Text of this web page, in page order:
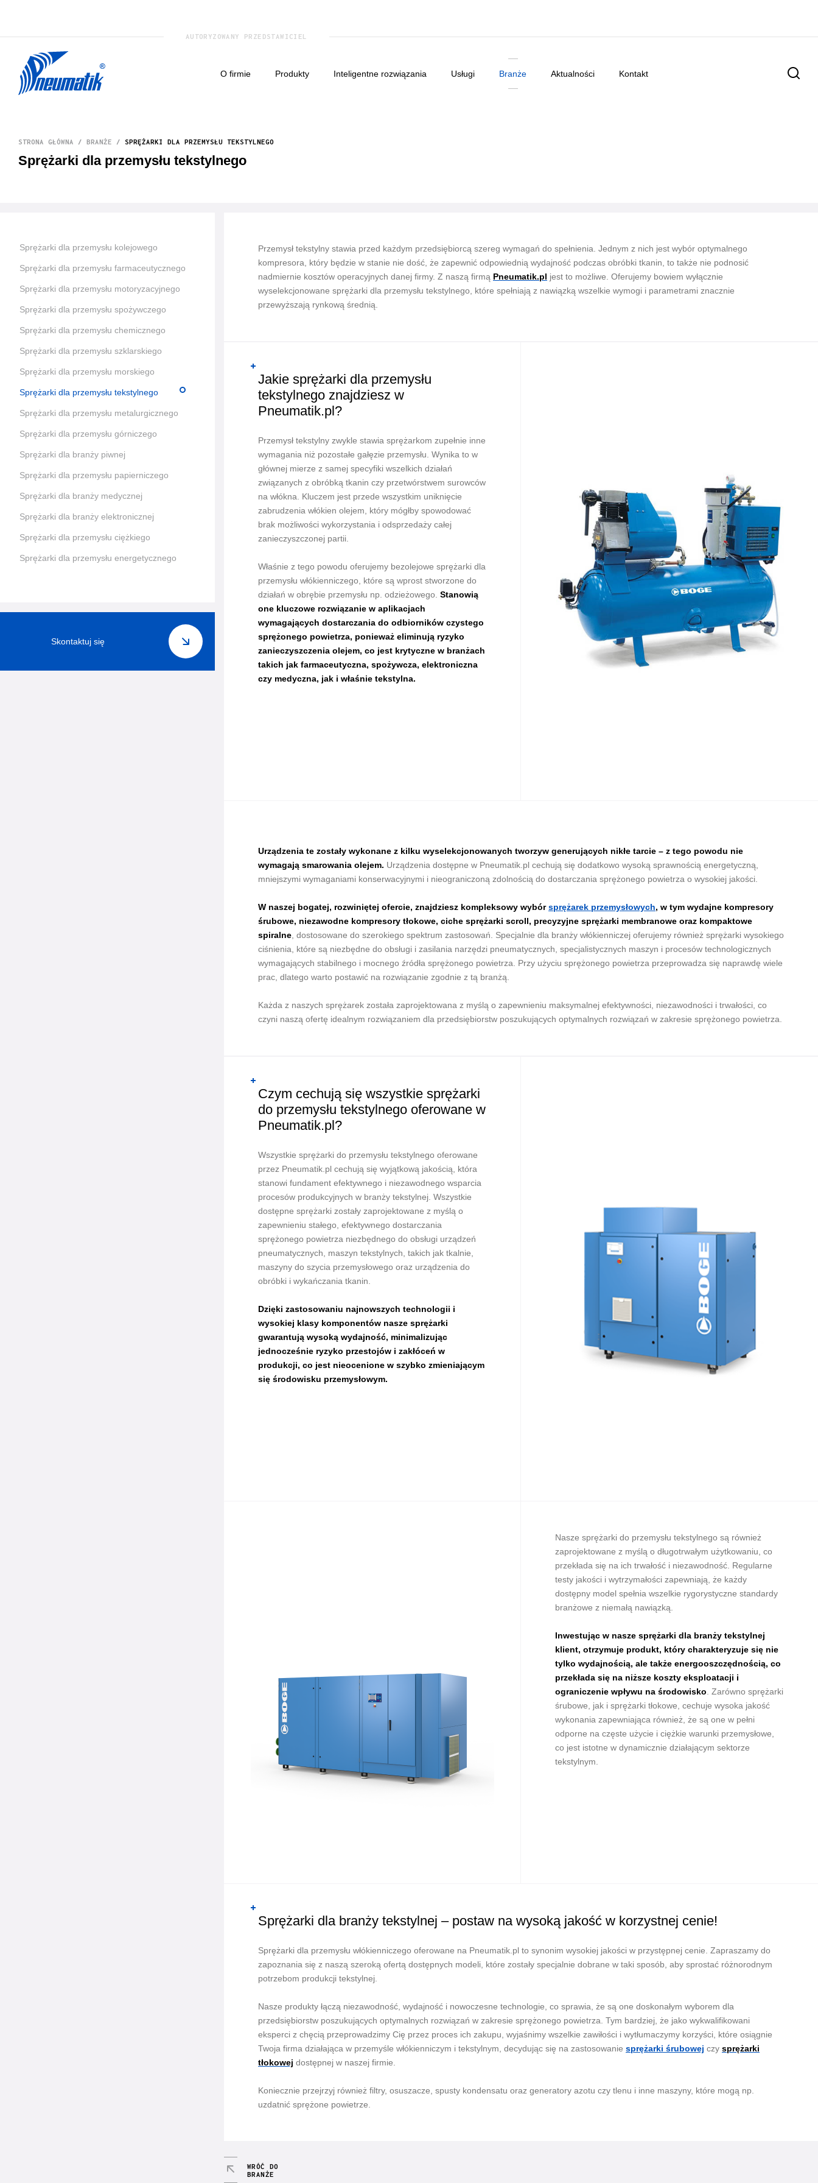
AUTORYZOWANY PRZEDSTAWICIEL
o firmie produkty inteligentne rozwiązania usługi branże aktualności kontakt
STRONA GŁÓWNA / BRANŻE / SPRĘŻARKI DLA PRZEMYSŁU TEKSTYLNEGO
Sprężarki dla przemysłu tekstylnego
Sprężarki dla przemysłu kolejowego
Sprężarki dla przemysłu farmaceutycznego
Sprężarki dla przemysłu motoryzacyjnego
Sprężarki dla przemysłu spożywczego
Sprężarki dla przemysłu chemicznego
Sprężarki dla przemysłu szklarskiego
Sprężarki dla przemysłu morskiego
Sprężarki dla przemysłu tekstylnego
Sprężarki dla przemysłu metalurgicznego
Sprężarki dla przemysłu górniczego
Sprężarki dla branży piwnej
Sprężarki dla przemysłu papierniczego
Sprężarki dla branży medycznej
Sprężarki dla branży elektronicznej
Sprężarki dla przemysłu ciężkiego
Sprężarki dla przemysłu energetycznego
Skontaktuj się
Przemysł tekstylny stawia przed każdym przedsiębiorcą szereg wymagań do spełnienia. Jednym z nich jest wybór optymalnego
kompresora, który będzie w stanie nie dość, że zapewnić odpowiednią wydajność podczas obróbki tkanin, to także nie podnosić
nadmiernie kosztów operacyjnych danej firmy. Z naszą firmą Pneumatik.pl jest to możliwe. Oferujemy bowiem wyłącznie
wyselekcjonowane sprężarki dla przemysłu tekstylnego, które spełniają z nawiązką wszelkie wymogi i parametrami znacznie
przewyższają rynkową średnią.
Jakie sprężarki dla przemysłu
tekstylnego znajdziesz w
Pneumatik.pl?
Przemysł tekstylny zwykle stawia sprężarkom zupełnie inne
wymagania niż pozostałe gałęzie przemysłu. Wynika to w
głównej mierze z samej specyfiki wszelkich działań
związanych z obróbką tkanin czy przetwórstwem surowców
na włókna. Kluczem jest przede wszystkim uniknięcie
zabrudzenia włókien olejem, który mógłby spowodować
brak możliwości wykorzystania i odsprzedaży całej
zanieczyszczonej partii.
Właśnie z tego powodu oferujemy bezolejowe sprężarki dla
przemysłu włókienniczego, które są wprost stworzone do
działań w obrębie przemysłu np. odzieżowego. Stanowią
one kluczowe rozwiązanie w aplikacjach
wymagających dostarczania do odbiorników czystego
sprężonego powietrza, ponieważ eliminują ryzyko
zanieczyszczenia olejem, co jest krytyczne w branżach
takich jak farmaceutyczna, spożywcza, elektroniczna
czy medyczna, jak i właśnie tekstylna.
Urządzenia te zostały wykonane z kilku wyselekcjonowanych tworzyw generujących nikłe tarcie – z tego powodu nie
wymagają smarowania olejem. Urządzenia dostępne w Pneumatik.pl cechują się dodatkowo wysoką sprawnością energetyczną,
mniejszymi wymaganiami konserwacyjnymi i nieograniczoną zdolnością do dostarczania sprężonego powietrza o wysokiej jakości.
W naszej bogatej, rozwiniętej ofercie, znajdziesz kompleksowy wybórsprężarek przemysłowych, w tym wydajne kompresory
śrubowe, niezawodne kompresory tłokowe, ciche sprężarki scroll, precyzyjne sprężarki membranowe oraz kompaktowe
spiralne , dostosowane do szerokiego spektrum zastosowań. Specjalnie dla branży włókienniczej oferujemy również sprężarki wysokiego
ciśnienia, które są niezbędne do obsługi i zasilania narzędzi pneumatycznych, specjalistycznych maszyn i procesów technologicznych
wymagających stabilnego i mocnego źródła sprężonego powietrza. Przy użyciu sprężonego powietrza przeprowadza się naprawdę wiele
prac, dlatego warto postawić na rozwiązanie zgodnie z tą branżą.
Każda z naszych sprężarek została zaprojektowana z myślą o zapewnieniu maksymalnej efektywności, niezawodności i trwałości, co
czyni naszą ofertę idealnym rozwiązaniem dla przedsiębiorstw poszukujących optymalnych rozwiązań w zakresie sprężonego powietrza.
Czym cechują się wszystkie sprężarki
do przemysłu tekstylnego oferowane w
Pneumatik.pl?
Wszystkie sprężarki do przemysłu tekstylnego oferowane
przez Pneumatik.pl cechują się wyjątkową jakością, która
stanowi fundament efektywnego i niezawodnego wsparcia
procesów produkcyjnych w branży tekstylnej. Wszystkie
dostępne sprężarki zostały zaprojektowane z myślą o
zapewnieniu stałego, efektywnego dostarczania
sprężonego powietrza niezbędnego do obsługi urządzeń
pneumatycznych, maszyn tekstylnych, takich jak tkalnie,
maszyny do szycia przemysłowego oraz urządzenia do
obróbki i wykańczania tkanin.
Dzięki zastosowaniu najnowszych technologii i
wysokiej klasy komponentów nasze sprężarki
gwarantują wysoką wydajność, minimalizując
jednocześnie ryzyko przestojów i zakłóceń w
produkcji, co jest nieocenione w szybko zmieniającym
się środowisku przemysłowym.
Nasze sprężarki do przemysłu tekstylnego są również
zaprojektowane z myślą o długotrwałym użytkowaniu, co
przekłada się na ich trwałość i niezawodność. Regularne
testy jakości i wytrzymałości zapewniają, że każdy
dostępny model spełnia wszelkie rygorystyczne standardy
branżowe z niemałą nawiązką.
Inwestując w nasze sprężarki dla branży tekstylnej
klient, otrzymuje produkt, który charakteryzuje się nie
tylko wydajnością, ale także energooszczędnością, co
przekłada się na niższe koszty eksploatacji i
ograniczenie wpływu na środowisko . Zarówno sprężarki
śrubowe, jak i sprężarki tłokowe, cechuje wysoka jakość
wykonania zapewniająca również, że są one w pełni
odporne na częste użycie i ciężkie warunki przemysłowe,
co jest istotne w dynamicznie działającym sektorze
tekstylnym.
Sprężarki dla branży tekstylnej – postaw na wysoką jakość w korzystnej cenie!
Sprężarki dla przemysłu włókienniczego oferowane na Pneumatik.pl to synonim wysokiej jakości w przystępnej cenie. Zapraszamy do
zapoznania się z naszą szeroką ofertą dostępnych modeli, które zostały specjalnie dobrane w taki sposób, aby sprostać różnorodnym
potrzebom produkcji tekstylnej.
Nasze produkty łączą niezawodność, wydajność i nowoczesne technologie, co sprawia, że są one doskonałym wyborem dla
przedsiębiorstw poszukujących optymalnych rozwiązań w zakresie sprężonego powietrza. Tym bardziej, że jako wykwalifikowani
eksperci z chęcią przeprowadzimy Cię przez proces ich zakupu, wyjaśnimy wszelkie zawiłości i wytłumaczymy korzyści, które osiągnie
Twoja firma działająca w przemyśle włókienniczym i tekstylnym, decydując się na zastosowanie sprężarki śrubowej czy sprężarki
tłokowej dostępnej w naszej firmie.
Koniecznie przejrzyj również filtry, osuszacze, spusty kondensatu oraz generatory azotu czy tlenu i inne maszyny, które mogą np.
uzdatnić sprężone powietrze.
WRÓĆ DO
BRANŻE